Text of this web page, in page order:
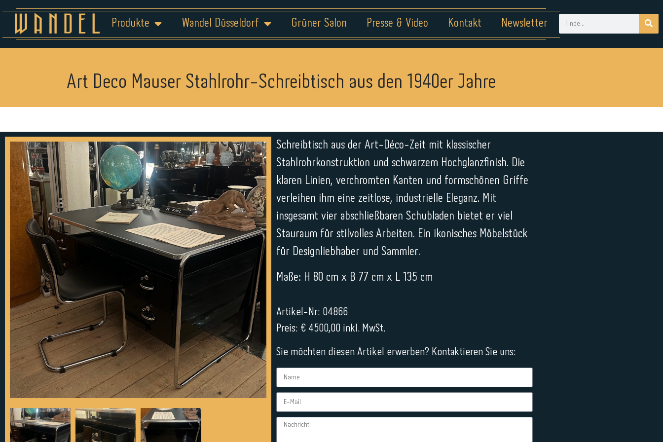
Produkte Wandel Düsseldorf Grüner Salon Presse & Video Kontakt Newsletter
Art Deco Mauser Stahlrohr-Schreibtisch aus den 1940er Jahre
Schreibtisch aus der Art-Déco-Zeit mit klassischer
Stahlrohrkonstruktion und schwarzem Hochglanzfinish. Die
klaren Linien, verchromten Kanten und formschönen Griffe
verleihen ihm eine zeitlose, industrielle Eleganz. Mit
insgesamt vier abschließbaren Schubladen bietet er viel
Stauraum für stilvolles Arbeiten. Ein ikonisches Möbelstück
für Designliebhaber und Sammler.
Maße: H 80 cm x B 77 cm x L 135 cm
Artikel-Nr: 04866
Preis: € 4500,00 inkl. MwSt.
Sie möchten diesen Artikel erwerben? Kontaktieren Sie uns: